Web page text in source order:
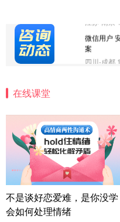
案
四川-成都
方案
上海-浦东
微信用户
方案
广东-广州
微信用户
方案
湖北-武
在线课堂
不是谈好恋爱难，是你没学
会如何处理情绪